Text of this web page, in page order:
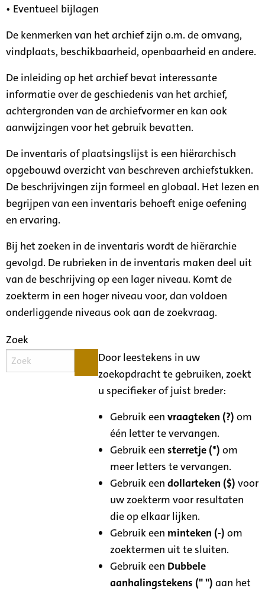
• Eventueel bijlagen
De kenmerken van het archief zijn o.m. de omvang,
vindplaats, beschikbaarheid, openbaarheid en andere.
De inleiding op het archief bevat interessante
informatie over de geschiedenis van het archief,
achtergronden van de archiefvormer en kan ook
aanwijzingen voor het gebruik bevatten.
De inventaris of plaatsingslijst is een hiërarchisch
opgebouwd overzicht van beschreven archiefstukken.
De beschrijvingen zijn formeel en globaal. Het lezen en
begrijpen van een inventaris behoeft enige oefening
en ervaring.
Bij het zoeken in de inventaris wordt de hiërarchie
gevolgd. De rubrieken in de inventaris maken deel uit
van de beschrijving op een lager niveau. Komt de
zoekterm in een hoger niveau voor, dan voldoen
onderliggende niveaus ook aan de zoekvraag.
Zoek
Door leestekens in uw
zoekopdracht te gebruiken, zoekt
u specifieker of juist breder:
Gebruik eenvraagteken (?) om
één letter te vervangen.
Gebruik eensterretje (*) om
meer letters te vervangen.
Gebruik eendollarteken ($) voor
uw zoekterm voor resultaten
die op elkaar lijken.
Gebruik een minteken (-) om
zoektermen uit te sluiten.
Gebruik een Dubbele
aanhalingstekens (" ") aan het